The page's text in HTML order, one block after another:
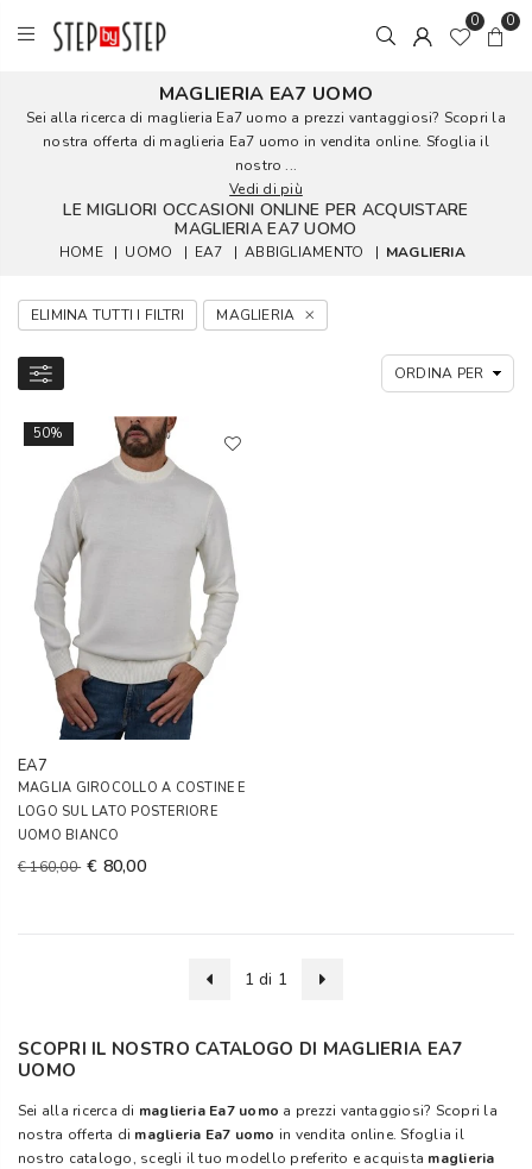
0 0
MAGLIERIA EA7 UOMO
Sei alla ricerca di maglieria Ea7 uomo a prezzi vantaggiosi? Scopri la
nostra offerta di maglieria Ea7 uomo in vendita online. Sfoglia il
nostro ...
Vedi di più
LE MIGLIORI OCCASIONI ONLINE PER ACQUISTARE
MAGLIERIA EA7 UOMO
HOME | UOMO | EA7 | ABBIGLIAMENTO | MAGLIERIA
ELIMINA TUTTI I FILTRI MAGLIERIA
50%
EA7
MAGLIA GIROCOLLO A COSTINE E
LOGO SUL LATO POSTERIORE
UOMO BIANCO
€ 160,00 € 80,00
1 di 1
SCOPRI IL NOSTRO CATALOGO DI MAGLIERIA EA7
UOMO
Sei alla ricerca di maglieria Ea7 uomo a prezzi vantaggiosi? Scopri la
nostra offerta di maglieria Ea7 uomo in vendita online. Sfoglia il
nostro catalogo, scegli il tuo modello preferito e acquista maglieria